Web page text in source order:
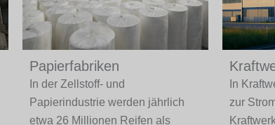
Papierfabriken
In der Zellstoff- und
Papierindustrie werden jährlich
etwa 26 Millionen Reifen als
In
zur